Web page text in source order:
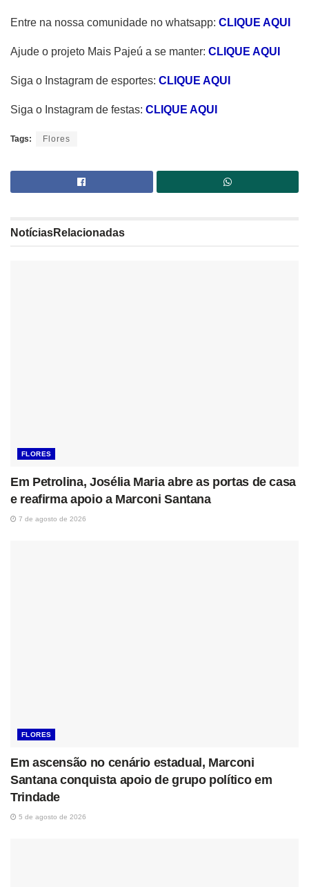
Entre na nossa comunidade no whatsapp: CLIQUE AQUI
Ajude o projeto Mais Pajeú a se manter: CLIQUE AQUI
Siga o Instagram de esportes: CLIQUE AQUI
Siga o Instagram de festas: CLIQUE AQUI
Tags: Flores
NotíciasRelacionadas
FLORES
Em Petrolina, Josélia Maria abre as portas de casa
e reafirma apoio a Marconi Santana
7 de agosto de 2026
FLORES
Em ascensão no cenário estadual, Marconi
Santana conquista apoio de grupo político em
Trindade
5 de agosto de 2026